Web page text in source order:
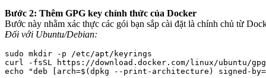
Bước 2: Thêm GPG key chính thức của Docker
Bước này nhằm xác thực các gói bạn sắp cài đặt là chính chủ từ
Đối với Ubuntu/Debian:
sudo mkdir -p /etc/apt/keyrings
curl -fsSL https://download.docker.com/linux/ubuntu/